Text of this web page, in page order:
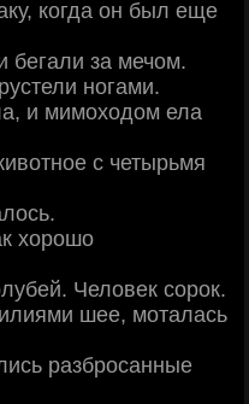
когда он был еще
бегали за мечом.
ногами.
и мимоходом ела
с четырьмя
хорошо
Человек соpок.
шее, моталась
разбросанные